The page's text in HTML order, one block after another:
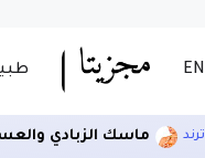
EN
ترند ماسك الزبادي